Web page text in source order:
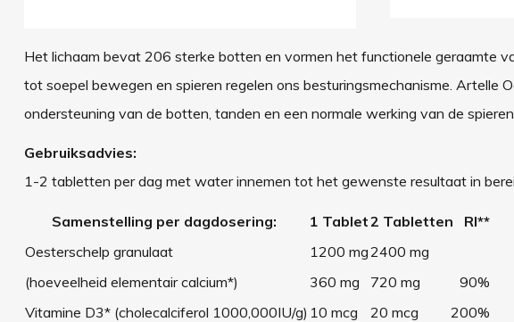
Het lichaam bevat 206 sterke botten en vormen het functionele geraamte
tot soepel bewegen en spieren regelen ons besturingsmechanisme. Artelle
ondersteuning van de botten, tanden en een normale werking van de
Gebruiksadvies:
1-2 tabletten per dag met water innemen tot het gewenste resultaat in
Samenstelling per dagdosering: 1 Tablet2 Tabletten RI**
Oesterschelp granulaat
1200 mg2400 mg
(hoeveelheid elementair calcium*)
360 mg
720 mg 90%
Vitamine D3* (cholecalciferol 1000,000IU/g) 10 mcg
20 mcg 200%